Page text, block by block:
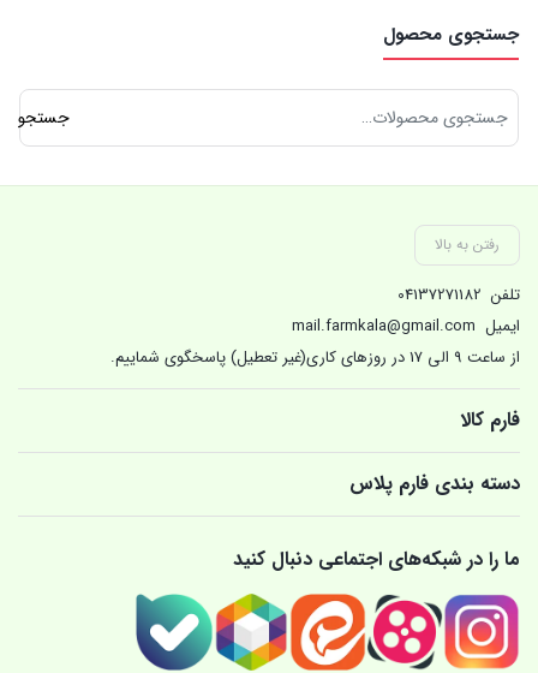
جستجوی محصول
برای:
جستجو
رفتن به بالا
تلفن 04137271182
ایمیل mail.farmkala@gmail.com
از ساعت 9 الی 17 در روزهای کاری(غیر تعطیل) پاسخگوی شماییم.
فارم کالا
دسته بندی فارم پلاس
ما را در شبکه‌های اجتماعی دنبال کنید